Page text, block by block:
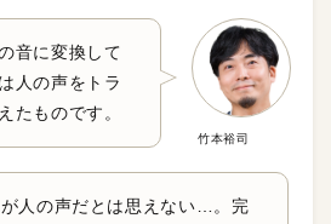
竹本裕司
音に変換して
人の声をトラ
たものです。
人の声だとは思えない…。完